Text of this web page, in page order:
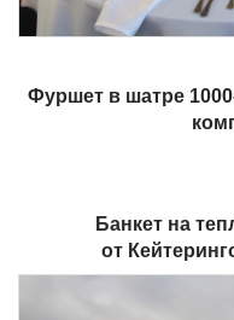
Фуршет в шатре
Банкет на
от